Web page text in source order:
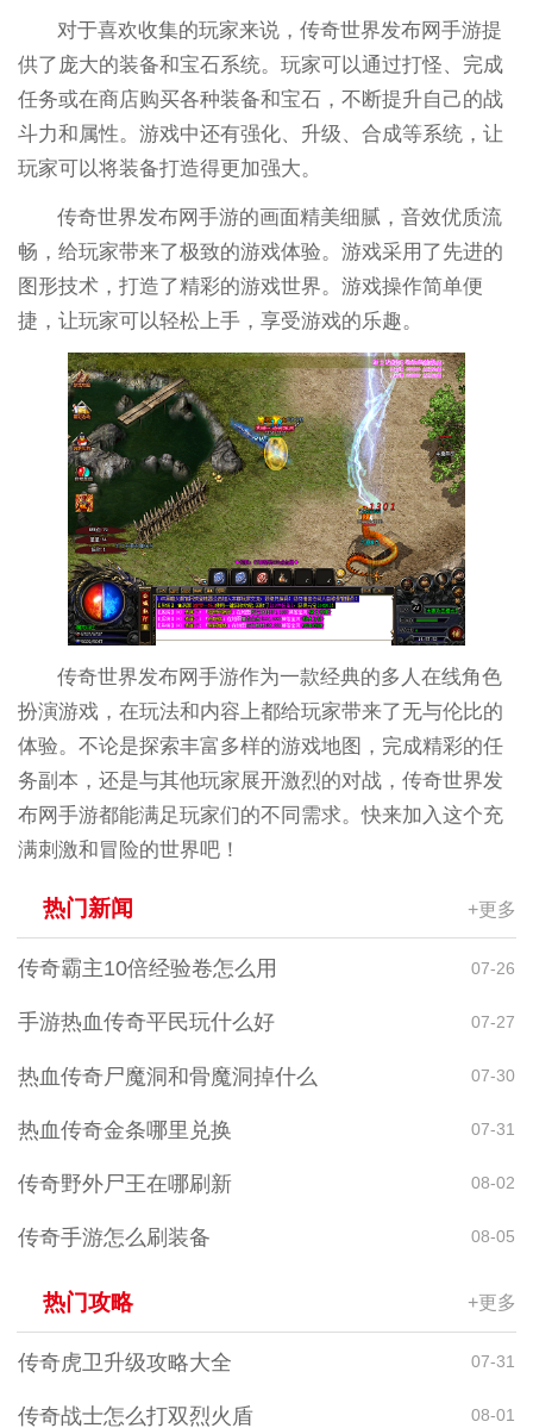
对于喜欢收集的玩家来说，传奇世界发布网手游提
供了庞大的装备和宝石系统。玩家可以通过打怪、完成
任务或在商店购买各种装备和宝石，不断提升自己的战
斗力和属性。游戏中还有强化、升级、合成等系统，让
玩家可以将装备打造得更加强大。
传奇世界发布网手游的画面精美细腻，音效优质流
畅，给玩家带来了极致的游戏体验。游戏采用了先进的
图形技术，打造了精彩的游戏世界。游戏操作简单便
捷，让玩家可以轻松上手，享受游戏的乐趣。
传奇世界发布网手游作为一款经典的多人在线角色
扮演游戏，在玩法和内容上都给玩家带来了无与伦比的
体验。不论是探索丰富多样的游戏地图，完成精彩的任
务副本，还是与其他玩家展开激烈的对战，传奇世界发
布网手游都能满足玩家们的不同需求。快来加入这个充
满刺激和冒险的世界吧！
热门新闻 +更多
传奇霸主10倍经验卷怎么用 07-26
手游热血传奇平民玩什么好 07-27
热血传奇尸魔洞和骨魔洞掉什么 07-30
热血传奇金条哪里兑换 07-31
传奇野外尸王在哪刷新 08-02
传奇手游怎么刷装备 08-05
热门攻略 +更多
传奇虎卫升级攻略大全 07-31
传奇战士怎么打双烈火盾 08-01